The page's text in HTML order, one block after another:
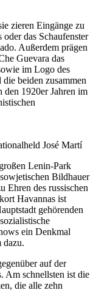
zieren Eingänge zu
das Schaufenster
Außerdem prägen
Guevara das
im Logo des
beiden zusammen
1920er Jahren im
José Martí
Lenin-Park
Bildhauer
Ehren des russischen
Havannas ist
gehörenden
ein Denkmal
dazu.
auf der
Am schnellsten ist die
die alle zehn